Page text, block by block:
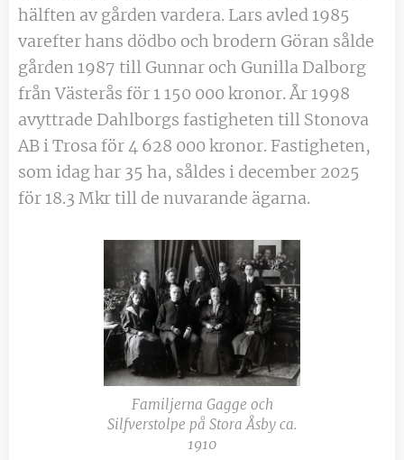
hälften av gården vardera. Lars avled 1985
varefter hans dödbo och brodern Göran sålde
gården 1987 till Gunnar och Gunilla Dalborg
från Västerås för 1 150 000 kronor. År 1998
avyttrade Dahlborgs fastigheten till Stonova
AB i Trosa för 4 628 000 kronor. Fastigheten,
som idag har 35 ha, såldes i december 2025
för 18.3 Mkr till de nuvarande ägarna.
Familjerna Gagge och
Silfverstolpe på Stora Åsby ca.
1910